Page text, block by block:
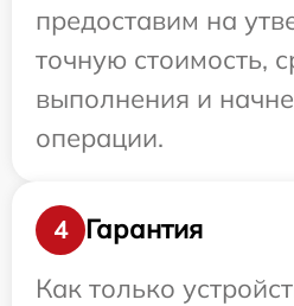
предоставим на
точную стоимость,
выполнения и
операции.
4
Гарантия
Как только